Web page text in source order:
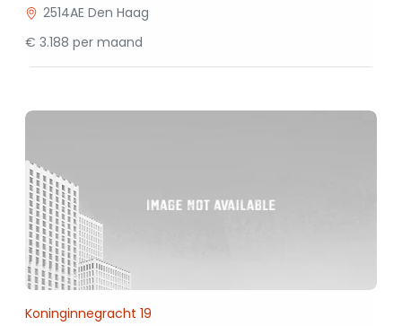
2514AE Den Haag
€ 3.188 per maand
Koninginnegracht 19